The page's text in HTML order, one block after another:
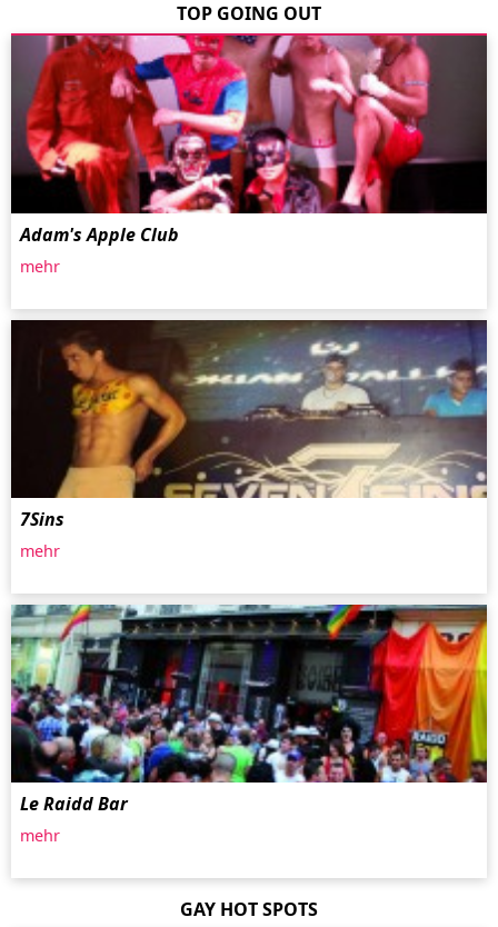
TOP GOING OUT
Adam's Apple Club
mehr
7Sins
mehr
Le Raidd Bar
mehr
GAY HOT SPOTS